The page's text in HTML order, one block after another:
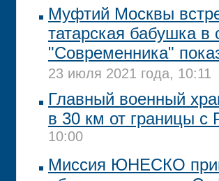
Муфтий Москвы
татарская бабушка в
"Современника"
23 июля 2021 года, 10:11
Главный военный
в 30 км от границы с
10:00
Миссия ЮНЕСКО